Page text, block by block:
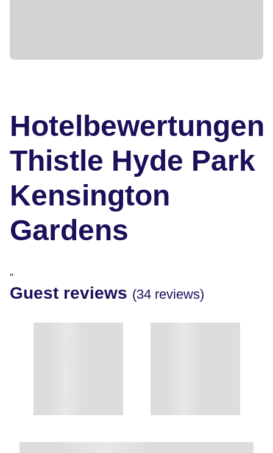
Hotelbewertungen
Thistle Hyde Park
Kensington
Gardens
"
Guest reviews (34 reviews)